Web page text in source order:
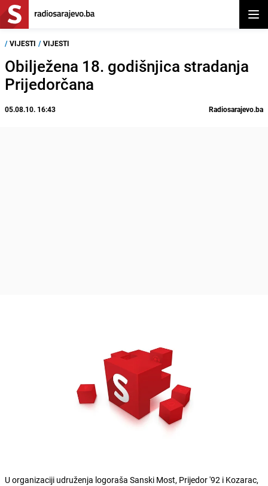
/ VIJESTI / VIJESTI
Obilježena 18. godišnjica stradanja
Prijedorčana
05.08.10. 16:43 Radiosarajevo.ba
U organizaciji udruženja logoraša Sanski Most, Prijedor '92 i Kozarac,